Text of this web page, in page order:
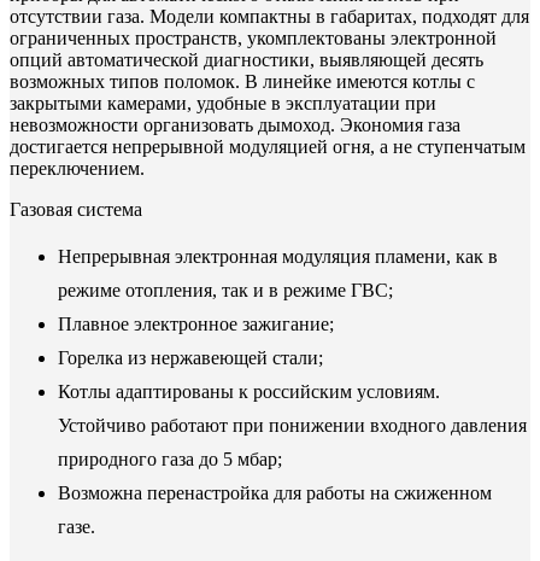
отсутствии газа. Модели компактны в габаритах, подходят для
ограниченных пространств, укомплектованы электронной
опций автоматической диагностики, выявляющей десять
возможных типов поломок. В линейке имеются котлы с
закрытыми камерами, удобные в эксплуатации при
невозможности организовать дымоход. Экономия газа
достигается непрерывной модуляцией огня, а не ступенчатым
переключением.
Газовая система
Непрерывная электронная модуляция пламени, как в
режиме отопления, так и в режиме ГВС;
Плавное электронное зажигание;
Горелка из нержавеющей стали;
Котлы адаптированы к российским условиям.
Устойчиво работают при понижении входного давления
природного газа до 5 мбар;
Возможна перенастройка для работы на сжиженном
газе.